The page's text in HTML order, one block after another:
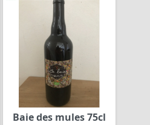
Baie des mules 75cl